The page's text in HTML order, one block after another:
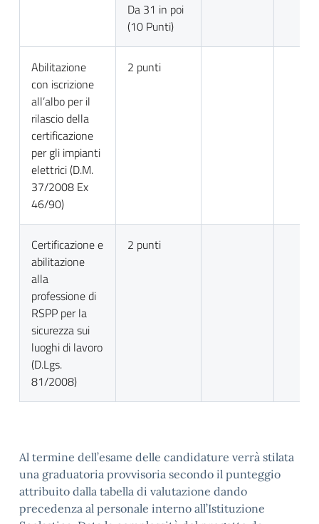
Da 31 in poi
(10 Punti)
Abilitazione
con iscrizione
all’albo per il
rilascio della
certificazione
per gli impianti
elettrici (D.M.
37/2008 Ex
46/90)
2 punti
Certificazione e
abilitazione
alla
professione di
RSPP per la
sicurezza sui
luoghi di lavoro
(D.Lgs.
81/2008)
2 punti
Al termine dell’esame delle candidature verrà stilata
una graduatoria provvisoria secondo il punteggio
attribuito dalla tabella di valutazione dando
precedenza al personale interno all’Istituzione